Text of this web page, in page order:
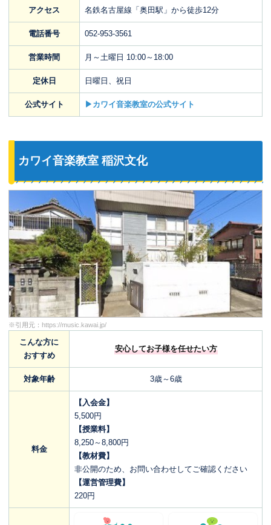
アクセス 名鉄名古屋線「奥田駅」から徒歩12分
電話番号 052-953-3561
営業時間 月～土曜日 10:00～18:00
定休日 日曜日、祝日
公式サイト ▶カワイ音楽教室の公式サイト
カワイ音楽教室 稲沢文化
※引用元： https://music.kawai.jp/
こんな方に
おすすめ
安心してお子様を任せたい方
対象年齢 3歳～6歳
料金
【入会金】
5,500円
【授業料】
8,250～8,800円
【教材費】
非公開のため、お問い合わせしてご確認ください
【運営管理費】
220円